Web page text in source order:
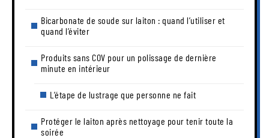
Bicarbonate de soude sur laiton : quand l’utiliser et
quand l’éviter
Produits sans COV pour un polissage de dernière
minute en intérieur
L’étape de lustrage que personne ne fait
Protéger le laiton après nettoyage pour tenir toute la
soirée